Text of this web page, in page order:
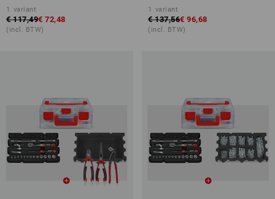
1 variant
€ 117,49€ 72,48
(incl. BTW)
1 variant
€ 137,56€ 96,68
(incl. BTW)